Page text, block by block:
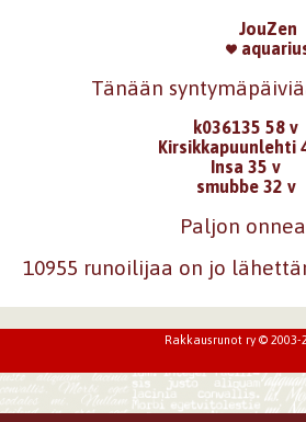
JouZen
Tänään
k036135 58 v
Kirsikkapuunlehti
Insa 35 v
smubbe 32 v
Paljon
10955 runoilijaa on jo
Rakkausrunot ry © 2003-